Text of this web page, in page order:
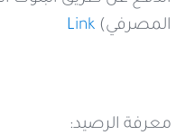
المصرفي) Link
معرفة الرصيد: